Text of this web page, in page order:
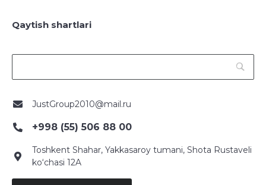
Qaytish shartlari
JustGroup2010@mail.ru
+998 (55) 506 88 00
Toshkent Shahar, Yakkasaroy tumani, Shota Rustaveli
ko‘chasi 12A